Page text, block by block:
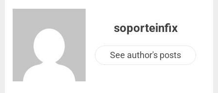
soporteinfix
See author's posts